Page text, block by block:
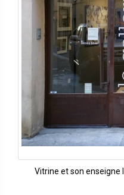
Vitrine et son enseigne